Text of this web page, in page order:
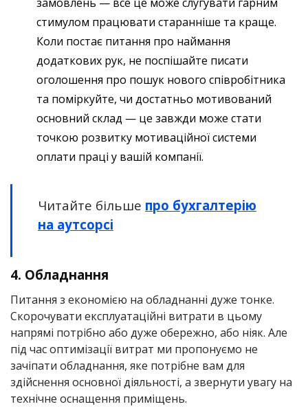
стимулом працювати старанніше та краще.
Коли постає питання про наймання
додаткових рук, не поспішайте писати
оголошення про пошук нового співробітника
та поміркуйте, чи достатньо мотивований
основний склад — це завжди може стати
точкою розвитку мотиваційної системи
оплати праці у вашій компанії.
Читайте більше про бухгалтерію
на аутсорсі
4. Обладнання
Питання з економією на обладнанні дуже тонке.
Скорочувати експлуатаційні витрати в цьому
напрямі потрібно або дуже обережно, або ніяк. Але
під час оптимізації витрат ми пропонуємо не
зачіпати обладнання, яке потрібне вам для
здійснення основної діяльності, а звернути увагу на
технічне оснащення приміщень.